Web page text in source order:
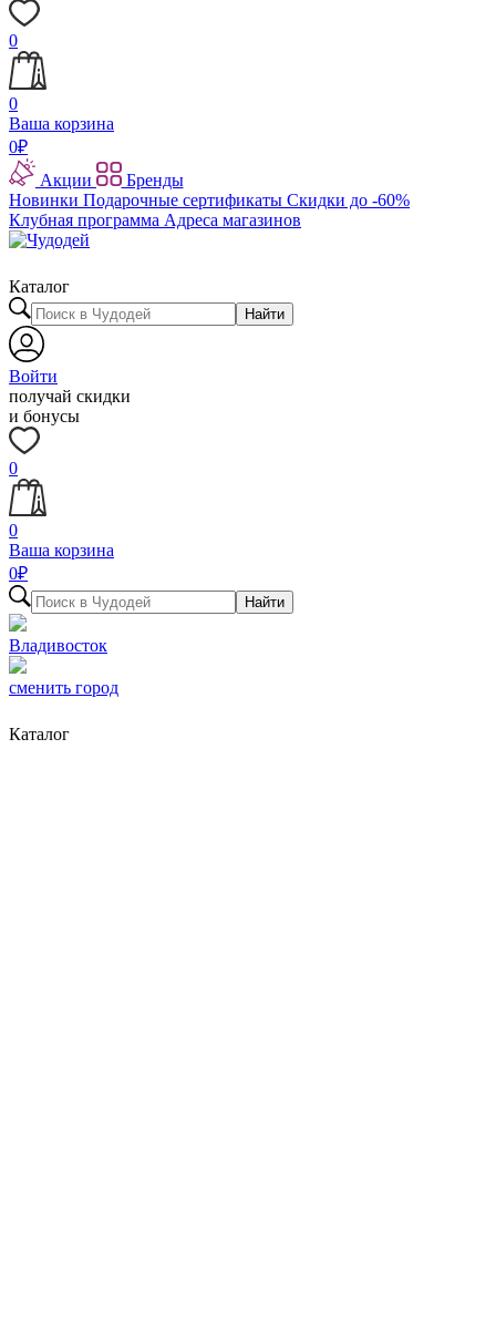
0
0
Ваша корзина
0₽
Акции
Бренды
Новинки Подарочные сертификаты Скидки до -60%
Клубная программа Адреса магазинов
Каталог
Найти
Войти
получай скидки
и бонусы
0
0
Ваша корзина
0₽
Найти
Владивосток
сменить город
Каталог